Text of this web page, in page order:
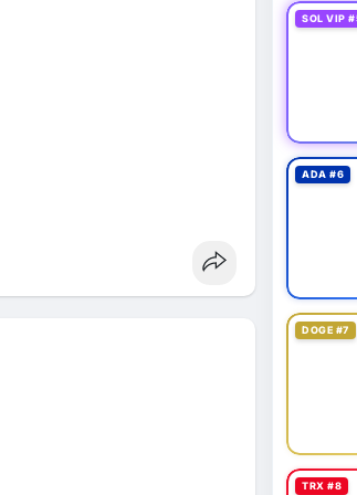
sàn lớn trong 24-48 giờ tới.
thời điểm này.
SOL VIP
ADA #6
DOGE #7
TRX #8